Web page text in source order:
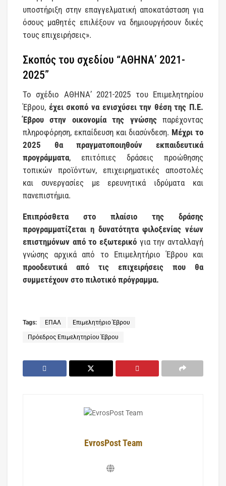
υποστήριξη στην επαγγελματική αποκατάσταση για
όσους μαθητές επιλέξουν να δημιουργήσουν δικές
τους επιχειρήσεις».
Σκοπός του σχεδίου “ΑΘΗΝΑ’ 2021-
2025”
Το σχέδιο ΑΘΗΝΑ’ 2021-2025 του Επιμελητηρίου
Έβρου, έχει σκοπό να ενισχύσει την θέση της Π.Ε.
Έβρου στην οικονομία της γνώσηςπαρέχοντας
πληροφόρηση, εκπαίδευση και διασύνδεση. Μέχρι το
2025 θα πραγματοποιηθούν εκπαιδευτικά
προγράμματα, επιτόπιες δράσεις προώθησης
τοπικών προϊόντων, επιχειρηματικές αποστολές
και συνεργασίες με ερευνητικά ιδρύματα και
πανεπιστήμια.
Επιπρόσθετα στο πλαίσιο της δράσης
προγραμματίζεται η δυνατότητα φιλοξενίας νέων
επιστημόνων από το εξωτερικό για την ανταλλαγή
γνώσης αρχικά από το Επιμελητήριο Έβρου και
προοδευτικά από τις επιχειρήσεις που θα
συμμετέχουν στο πιλοτικό πρόγραμμα.
Tags: ΕΠΑΛ Επιμελητήριο Έβρου
Πρόεδρος Επιμελητηρίου Έβρου
EvrosPost Team